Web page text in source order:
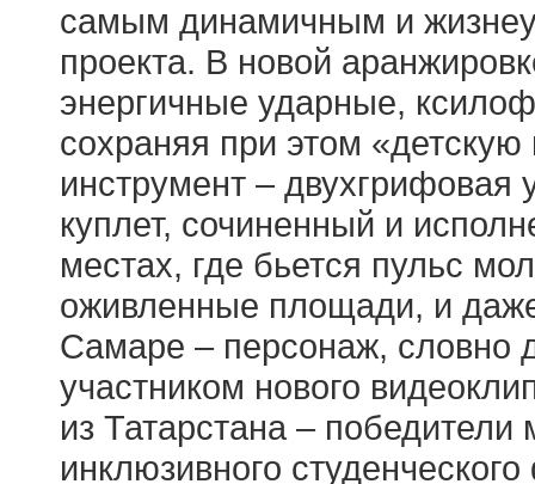
самым динамичным и
проекта. В новой
энергичные ударные,
сохраняя при этом
инструмент – двухгрифовая
куплет, сочиненный и
местах, где бьется пульс
оживленные площади, и
Самаре – персонаж, словно
участником нового
из Татарстана –
инклюзивного